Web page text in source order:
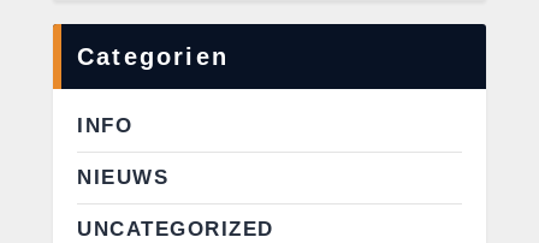
Categorien
INFO
NIEUWS
UNCATEGORIZED